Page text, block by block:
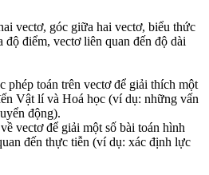
vectơ, góc giữa hai vectơ, biểu thức
điểm, vectơ liên quan đến độ dài
phép toán trên vectơ để giải thích một
Vật lí và Hoá học (ví dụ: những vấn
động).
vectơ để giải một số bài toán hình
đến thực tiễn (ví dụ: xác định lực